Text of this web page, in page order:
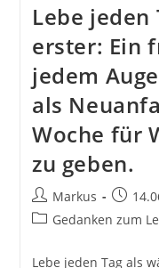
Lebe jeden
erster: Ein
jedem
als
Woche für
zu geben.
Beitrags-
Autor:
Markus
Beitrag
Beitrags-
Gedanken zum
Lebe jeden Tag als